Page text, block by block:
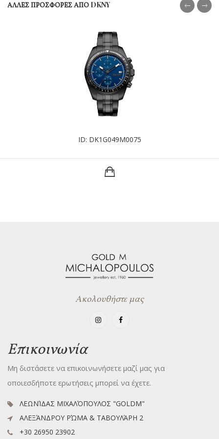
ΑΛΛΕΣ ΠΡΟΣΦΟΡΕΣ ΑΠΟ DKNY
ID: DK1G049M0075
Ακολουθήστε μας
Επικοινωνία
Μη διστάσετε να επικοινωνήσετε μαζί μας για
οποιεσδήποτε ερωτήσεις μπορεί να έχετε.
ΛΕΩΝΊΔΑΣ ΜΙΧΑΛΌΠΟΥΛΟΣ "GOLDM"
ΑΛΕΞΆΝΔΡΟΥ ΡΏΜΑ & ΤΑΒΟΥΛΆΡΗ 2
+30 26950 23902